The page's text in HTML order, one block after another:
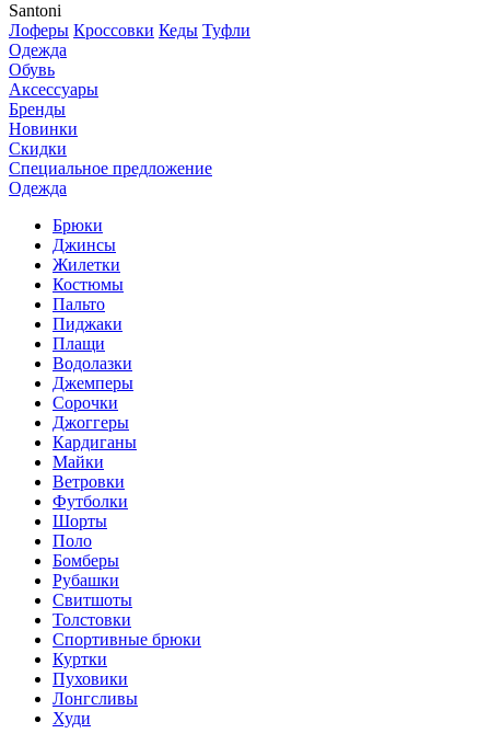
Santoni
Лоферы Кроссовки Кеды Туфли
Одежда
Обувь
Аксессуары
Бренды
Новинки
Скидки
Специальное предложение
Одежда
Брюки
Джинсы
Жилетки
Костюмы
Пальто
Пиджаки
Плащи
Водолазки
Джемперы
Сорочки
Джоггеры
Кардиганы
Майки
Ветровки
Футболки
Шорты
Поло
Бомберы
Рубашки
Свитшоты
Толстовки
Спортивные брюки
Куртки
Пуховики
Лонгсливы
Худи